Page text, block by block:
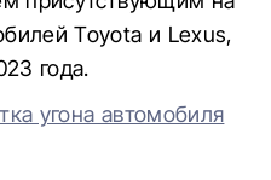
Toyota и Lexus,
года.
угона автомобиля